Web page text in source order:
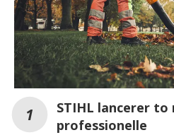
STIHL lancerer
professionelle